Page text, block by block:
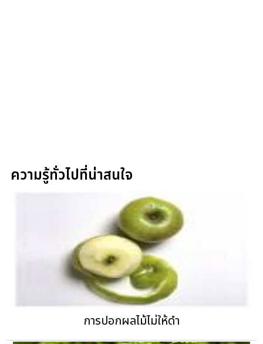
ความรู้ทั่วไปที่น่าสนใจ
การปอกผลไม้ไม่ให้ดำ